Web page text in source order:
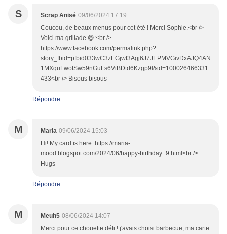
S Scrap Anisé 09/06/2024 17:19
Coucou, de beaux menus pour cet été ! Merci Sophie.<br />
Voici ma grillade 😄:<br />
https://www.facebook.com/permalink.php?
story_fbid=pfbid033wC3zEGjwt3Agj6J7JEPMVGivDxAJQ4AN
1MXquFwofSw59nGuLs6ViBDtd6Kzgp9l&id=100026466331
433<br /> Bisous bisous
Répondre
M Maria 09/06/2024 15:03
Hi! My card is here: https://maria-
mood.blogspot.com/2024/06/happy-birthday_9.html<br />
Hugs
Répondre
M Meuh5 08/06/2024 14:07
Merci pour ce chouette défi ! j'avais choisi barbecue, ma carte